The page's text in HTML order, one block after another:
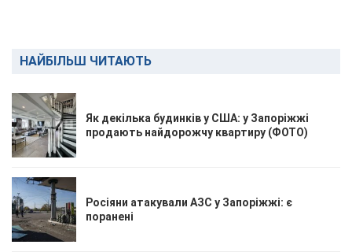
НАЙБІЛЬШ ЧИТАЮТЬ
Як декілька будинків у США: у Запоріжжі
продають найдорожчу квартиру (ФОТО)
Росіяни атакували АЗС у Запоріжжі: є
поранені